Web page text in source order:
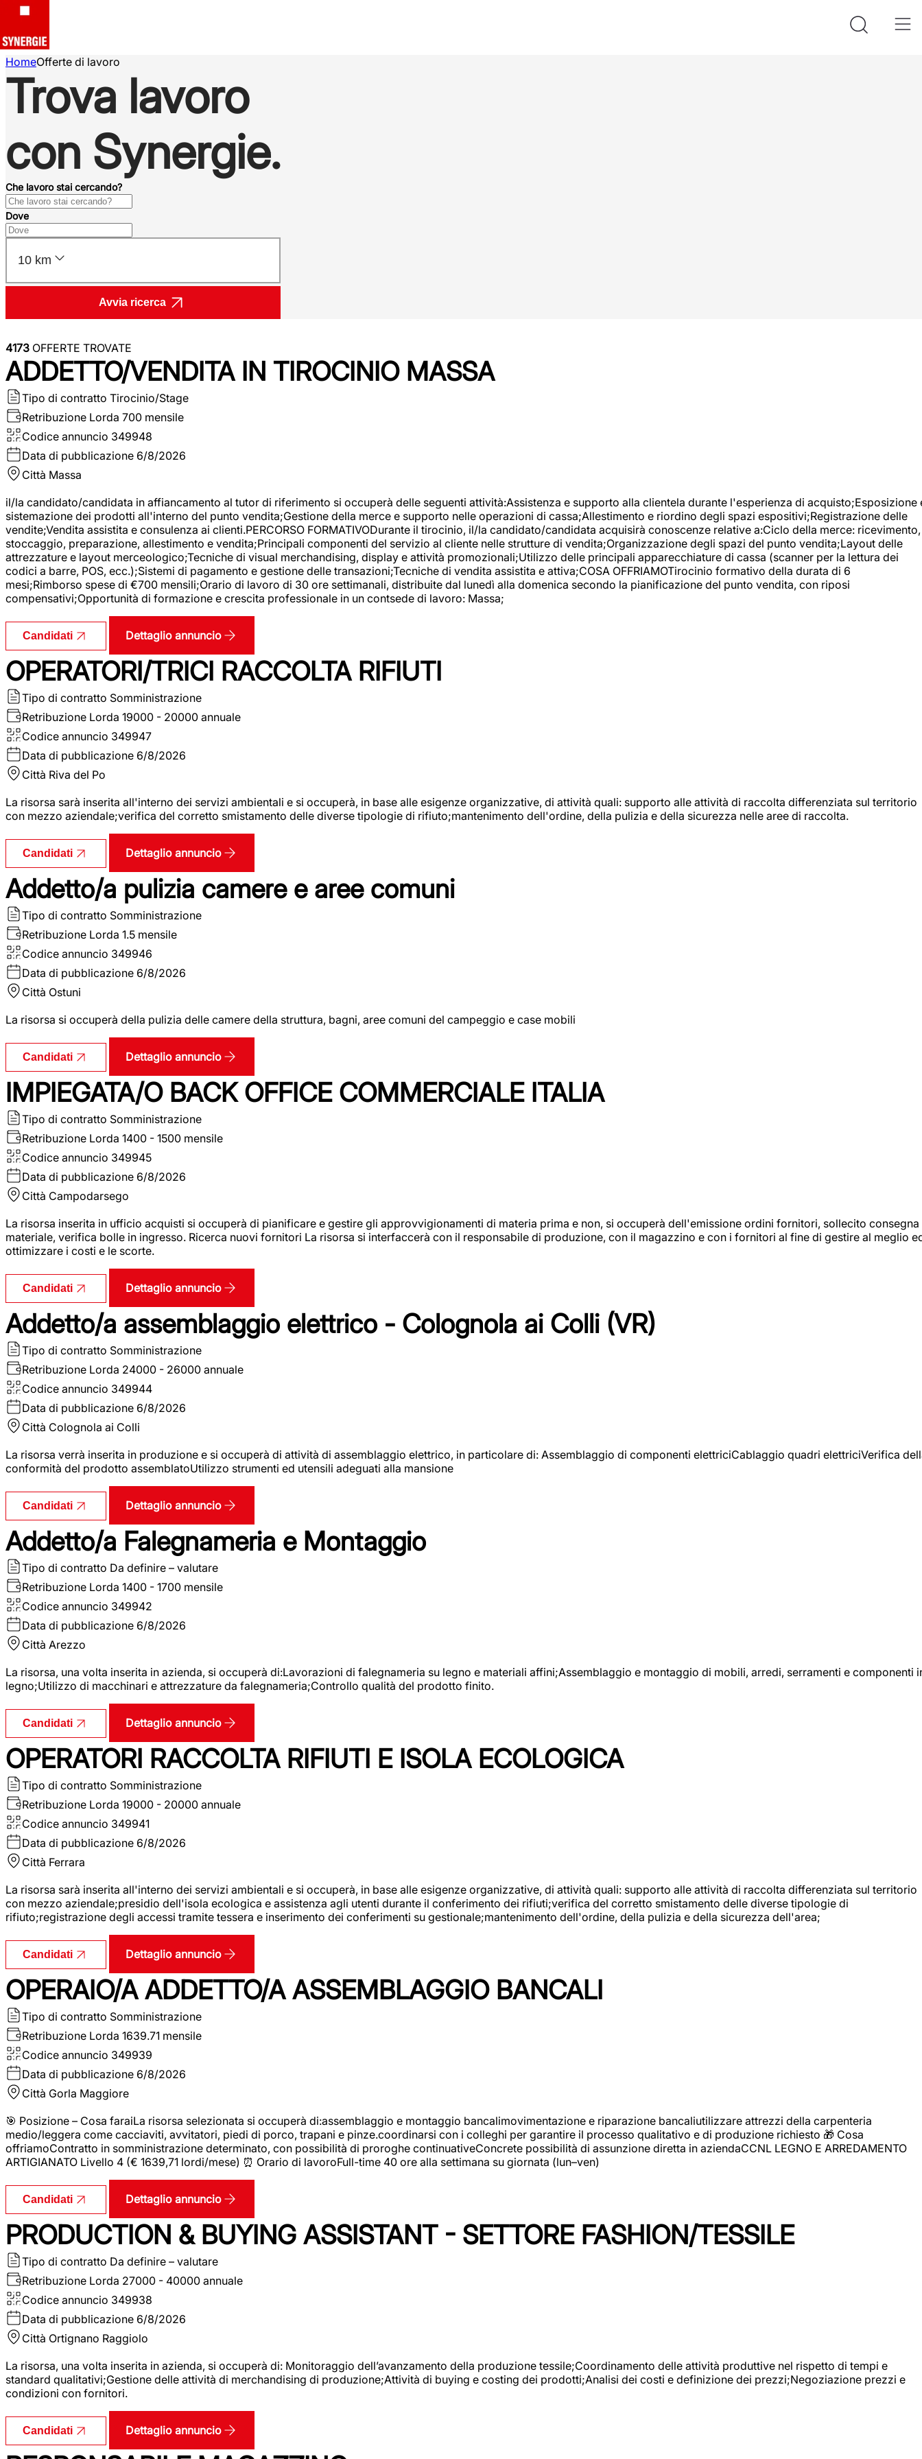
HomeOfferte di lavoro
Trova lavoro
con Synergie.
Che lavoro stai cercando?
Dove
10 km
Avvia ricerca
4173 OFFERTE TROVATE
ADDETTO/VENDITA IN TIROCINIO MASSA
Tipo di contratto Tirocinio/Stage
Retribuzione Lorda 700 mensile
Codice annuncio 349948
Data di pubblicazione 6/8/2026
Città Massa
il/la candidato/candidata in affiancamento al tutor di riferimento si occuperà delle seguenti attività:Assistenza e supporto alla clientela durante l'esperienza di acquisto;Esposizione
sistemazione dei prodotti all'interno del punto vendita;Gestione della merce e supporto nelle operazioni di cassa;Allestimento e riordino degli spazi espositivi;Registrazione delle
vendite;Vendita assistita e consulenza ai clienti.PERCORSO FORMATIVODurante il tirocinio, il/la candidato/candidata acquisirà conoscenze relative a:Ciclo della merce: ricevimento,
stoccaggio, preparazione, allestimento e vendita;Principali componenti del servizio al cliente nelle strutture di vendita;Organizzazione degli spazi del punto vendita;Layout delle
attrezzature e layout merceologico;Tecniche di visual merchandising, display e attività promozionali;Utilizzo delle principali apparecchiature di cassa (scanner per la lettura dei
codici a barre, POS, ecc.);Sistemi di pagamento e gestione delle transazioni;Tecniche di vendita assistita e attiva;COSA OFFRIAMOTirocinio formativo della durata di 6
mesi;Rimborso spese di €700 mensili;Orario di lavoro di 30 ore settimanali, distribuite dal lunedì alla domenica secondo la pianificazione del punto vendita, con riposi
compensativi;Opportunità di formazione e crescita professionale in un contsede di lavoro: Massa;
Candidati Dettaglio annuncio
OPERATORI/TRICI RACCOLTA RIFIUTI
Tipo di contratto Somministrazione
Retribuzione Lorda 19000 - 20000 annuale
Codice annuncio 349947
Data di pubblicazione 6/8/2026
Città Riva del Po
La risorsa sarà inserita all'interno dei servizi ambientali e si occuperà, in base alle esigenze organizzative, di attività quali: supporto alle attività di raccolta differenziata sul territorio
con mezzo aziendale;verifica del corretto smistamento delle diverse tipologie di rifiuto;mantenimento dell'ordine, della pulizia e della sicurezza nelle aree di raccolta.
Candidati Dettaglio annuncio
Addetto/a pulizia camere e aree comuni
Tipo di contratto Somministrazione
Retribuzione Lorda 1.5 mensile
Codice annuncio 349946
Data di pubblicazione 6/8/2026
Città Ostuni
La risorsa si occuperà della pulizia delle camere della struttura, bagni, aree comuni del campeggio e case mobili
Candidati Dettaglio annuncio
IMPIEGATA/O BACK OFFICE COMMERCIALE ITALIA
Tipo di contratto Somministrazione
Retribuzione Lorda 1400 - 1500 mensile
Codice annuncio 349945
Data di pubblicazione 6/8/2026
Città Campodarsego
La risorsa inserita in ufficio acquisti si occuperà di pianificare e gestire gli approvvigionamenti di materia prima e non, si occuperà dell'emissione ordini fornitori, sollecito consegna
materiale, verifica bolle in ingresso. Ricerca nuovi fornitori La risorsa si interfaccerà con il responsabile di produzione, con il magazzino e con i fornitori al fine di gestire al meglio
ottimizzare i costi e le scorte.
Candidati Dettaglio annuncio
Addetto/a assemblaggio elettrico - Colognola ai Colli (VR)
Tipo di contratto Somministrazione
Retribuzione Lorda 24000 - 26000 annuale
Codice annuncio 349944
Data di pubblicazione 6/8/2026
Città Colognola ai Colli
La risorsa verrà inserita in produzione e si occuperà di attività di assemblaggio elettrico, in particolare di: Assemblaggio di componenti elettriciCablaggio quadri elettriciVerifica
conformità del prodotto assemblatoUtilizzo strumenti ed utensili adeguati alla mansione
Candidati Dettaglio annuncio
Addetto/a Falegnameria e Montaggio
Tipo di contratto Da definire – valutare
Retribuzione Lorda 1400 - 1700 mensile
Codice annuncio 349942
Data di pubblicazione 6/8/2026
Città Arezzo
La risorsa, una volta inserita in azienda, si occuperà di:Lavorazioni di falegnameria su legno e materiali affini;Assemblaggio e montaggio di mobili, arredi, serramenti e componenti
legno;Utilizzo di macchinari e attrezzature da falegnameria;Controllo qualità del prodotto finito.
Candidati Dettaglio annuncio
OPERATORI RACCOLTA RIFIUTI E ISOLA ECOLOGICA
Tipo di contratto Somministrazione
Retribuzione Lorda 19000 - 20000 annuale
Codice annuncio 349941
Data di pubblicazione 6/8/2026
Città Ferrara
La risorsa sarà inserita all'interno dei servizi ambientali e si occuperà, in base alle esigenze organizzative, di attività quali: supporto alle attività di raccolta differenziata sul territorio
con mezzo aziendale;presidio dell'isola ecologica e assistenza agli utenti durante il conferimento dei rifiuti;verifica del corretto smistamento delle diverse tipologie di
rifiuto;registrazione degli accessi tramite tessera e inserimento dei conferimenti su gestionale;mantenimento dell'ordine, della pulizia e della sicurezza dell'area;
Candidati Dettaglio annuncio
OPERAIO/A ADDETTO/A ASSEMBLAGGIO BANCALI
Tipo di contratto Somministrazione
Retribuzione Lorda 1639.71 mensile
Codice annuncio 349939
Data di pubblicazione 6/8/2026
Città Gorla Maggiore
🎯 Posizione – Cosa faraiLa risorsa selezionata si occuperà di:assemblaggio e montaggio bancalimovimentazione e riparazione bancaliutilizzare attrezzi della carpenteria
medio/leggera come cacciaviti, avvitatori, piedi di porco, trapani e pinze.coordinarsi con i colleghi per garantire il processo qualitativo e di produzione richiesto 🎁 Cosa
offriamoContratto in somministrazione determinato, con possibilità di proroghe continuativeConcrete possibilità di assunzione diretta in aziendaCCNL LEGNO E ARREDAMENTO
ARTIGIANATO Livello 4 (€ 1639,71 lordi/mese) ⏰ Orario di lavoroFull-time 40 ore alla settimana su giornata (lun–ven)
Candidati Dettaglio annuncio
PRODUCTION & BUYING ASSISTANT - SETTORE FASHION/TESSILE
Tipo di contratto Da definire – valutare
Retribuzione Lorda 27000 - 40000 annuale
Codice annuncio 349938
Data di pubblicazione 6/8/2026
Città Ortignano Raggiolo
La risorsa, una volta inserita in azienda, si occuperà di: Monitoraggio dell’avanzamento della produzione tessile;Coordinamento delle attività produttive nel rispetto di tempi e
standard qualitativi;Gestione delle attività di merchandising di produzione;Attività di buying e costing dei prodotti;Analisi dei costi e definizione dei prezzi;Negoziazione prezzi e
condizioni con fornitori.
Candidati Dettaglio annuncio